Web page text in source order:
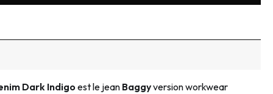
Dark Indigo est le jean Baggyversion workwear